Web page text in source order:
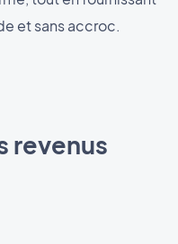
et sans accroc.
revenus